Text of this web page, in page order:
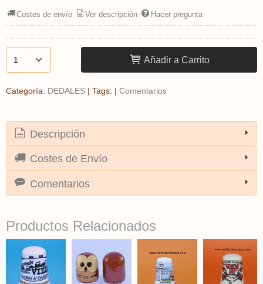
Costes de envío Ver descripción Hacer pregunta
Añadir a Carrito
Categoría: DEDALES | Tags: | Comentarios
Descripción
Costes de Envío
Comentarios
Productos Relacionados